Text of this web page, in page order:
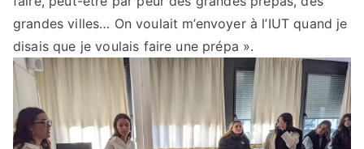
grandes villes… On voulait m’envoyer à l’IUT quand je
disais que je voulais faire une prépa ».